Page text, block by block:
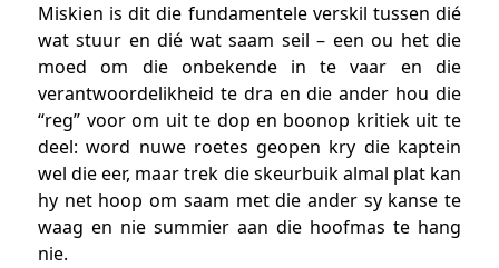
Miskien is dit die fundamentele verskil tussen dié
wat stuur en dié wat saam seil – een ou het die
moed om die onbekende in te vaar en die
verantwoordelikheid te dra en die ander hou die
“reg” voor om uit te dop en boonop kritiek uit te
deel: word nuwe roetes geopen kry die kaptein
wel die eer, maar trek die skeurbuik almal plat kan
hy net hoop om saam met die ander sy kanse te
waag en nie summier aan die hoofmas te hang
nie.